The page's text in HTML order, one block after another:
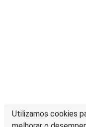
Utilizamos cookies